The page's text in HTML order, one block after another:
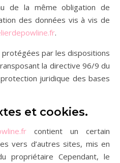
de la même obligation de
des données vis à vis de
.
par les dispositions
la directive 96/9 du
juridique des bases
et cookies.
contient un certain
vers d’autres sites, mis en
propriétaire Cependant, le